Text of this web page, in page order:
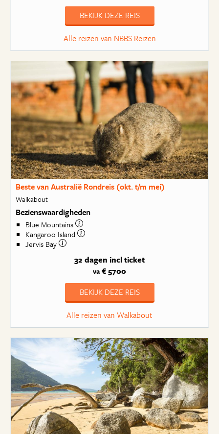
BEKIJK DEZE REIS
Alle reizen van NBBS Reizen
Beste van Australië Rondreis (okt. t/m mei)
Walkabout
Bezienswaardigheden
Blue Mountains
Kangaroo Island
Jervis Bay
32 dagen incl ticket
va € 5700
BEKIJK DEZE REIS
Alle reizen van Walkabout